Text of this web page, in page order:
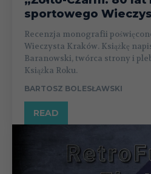
sportowego
Recenzja monografii
Wieczysta Kraków. Książkę
Baranowski, twórca strony i
Książka Roku.
BARTOSZ BOLESŁAWSKI
READ